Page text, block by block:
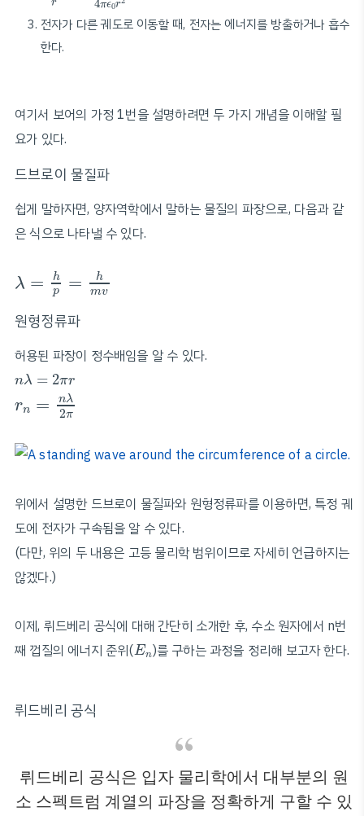
4πϵ0r
전자가 다른 궤도로 이동할 때, 전자는 에너지를 방출하거나 흡수
한다.
여기서 보어의 가정 1번을 설명하려면 두 가지 개념을 이해할 필
요가 있다.
드브로이 물질파
쉽게 말하자면, 양자역학에서 말하는 물질의 파장으로, 다음과 같
은 식으로 나타낼 수 있다.
λ =
h
p
=
h
mv
λ =h
원형정류파
허용된 파장이 정수배임을 알 수 있다.
nλ = 2πr
nλ =2 πr
rn = nλ
2π
2π
위에서 설명한 드브로이 물질파와 원형정류파를 이용하면, 특정 궤
도에 전자가 구속됨을 알 수 있다.
(다만, 위의 두 내용은 고등 물리학 범위이므로 자세히 언급하지는
않겠다.)
이제, 뤼드베리 공식에 대해 간단히 소개한 후, 수소 원자에서 n번
째 껍질의 에너지 준위(En
En )를 구하는 과정을 정리해 보고자 한다.
뤼드베리 공식
뤼드베리 공식은 입자 물리학에서 대부분의 원
소 스펙트럼 계열의 파장을 정확하게 구할 수 있